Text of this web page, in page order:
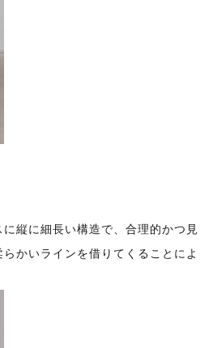
縦に細長い構造で、合理的かつ見
かいラインを借りてくることによ